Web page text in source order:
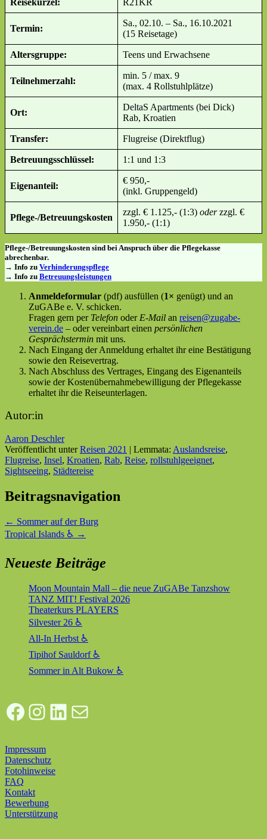
Termin:
Sa., 02.10. – Sa., 16.10.2021
(15 Reisetage)
Altersgruppe: Teens und Erwachsene
Teilnehmerzahl:
min. 5 / max. 9
(max. 4 Rollstuhlplätze)
Ort:
DeltaS Apartments (bei Dick)
Rab, Kroatien
Transfer: Flugreise (Direktflug)
Betreuungsschlüssel: 1:1 und 1:3
Eigenanteil:
€ 950,-
(inkl. Gruppengeld)
Pflege-/Betreuungskosten
zzgl. € 1.125,- (1:3) oderzzgl. €
1.950,- (1:1)
Pflege-/Betreuungskosten sind bei Anspruch über die Pflegekasse
abrechenbar.
→ Info zu Verhinderungspflege
→ Info zu Betreuungsleistungen
Anmeldeformular (pdf) ausfüllen (1× genügt) und an
ZuGABe e. V. schicken.
Fragen gern per Telefon oder E-Mail an reisen@zugabe-
verein.de – oder vereinbart einen persönlichen
Gesprächstermin mit uns.
Nach Eingang der Anmeldung erhaltet ihr eine Bestätigung
sowie den Reisevertrag.
Nach Abschluss des Vertrages, Eingang des Eigenanteils
sowie der Kostenübernahmebewilligung der Pflegekasse
erhaltet ihr die Reiseunterlagen.
Autor:in
Aaron Deschler
Veröffentlicht unterReisen 2021 | Lemmata: Auslandsreise,
Flugreise, Insel, Kroatien, Rab, Reise, rollstuhlgeeignet,
Sightseeing, Städtereise
Beitragsnavigation
← Sommer auf der Burg
Tropical Islands ♿ →
Neueste Beiträge
Moon Mountain Mall – die neue ZuGABe Tanzshow
TANZ MIT! Festival 2026
Theaterkurs PLAYERS
Silvester 26 ♿
All-In Herbst ♿
Tipihof Sauldorf ♿
Sommer in Alt Bukow ♿
Facebook
Instagram
LinkedIn
E-Mail
Impressum
Datenschutz
Fotohinweise
FAQ
Kontakt
Bewerbung
Unterstützung